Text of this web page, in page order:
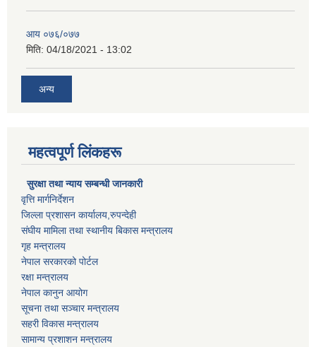
आय ०७६/०७७
मिति: 04/18/2021 - 13:02
अन्य
महत्वपूर्ण लिंकहरू
सुरक्षा तथा न्याय सम्बन्धी जानकारी
वृत्ति मार्गनिर्देशन
जिल्ला प्रशासन कार्यालय,रुपन्देही
संघीय मामिला तथा स्थानीय बिकास मन्त्रालय
गृह मन्त्रालय
नेपाल सरकारको पोर्टल
रक्षा मन्त्रालय
नेपाल कानुन आयोग
सूचना तथा सञ्चार मन्त्रालय
सहरी विकास मन्त्रालय
सामान्य प्रशाशन मन्त्रालय